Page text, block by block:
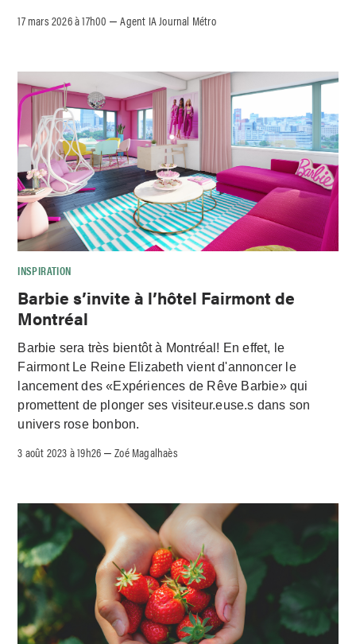
17 mars 2026 à 17h00 –Agent IA Journal Métro
INSPIRATION
Barbie s’invite à l’hôtel Fairmont de
Montréal
Barbie sera très bientôt à Montréal! En effet, le
Fairmont Le Reine Elizabeth vient d'annoncer le
lancement des «Expériences de Rêve Barbie» qui
promettent de plonger ses visiteur.euse.s dans son
univers rose bonbon.
3 août 2023 à 19h26 –Zoé Magalhaès